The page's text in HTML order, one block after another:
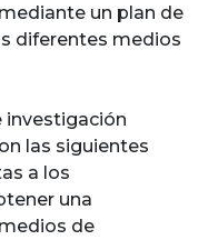
un plan de
diferentes medios
investigación
las siguientes
a los
una
de